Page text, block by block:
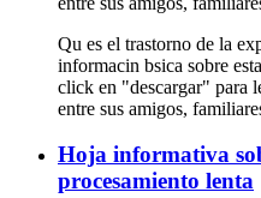
Qu es el trastorno de la
informacin bsica sobre
click en "descargar" para
entre sus amigos,
Hoja informativa
procesamiento lenta